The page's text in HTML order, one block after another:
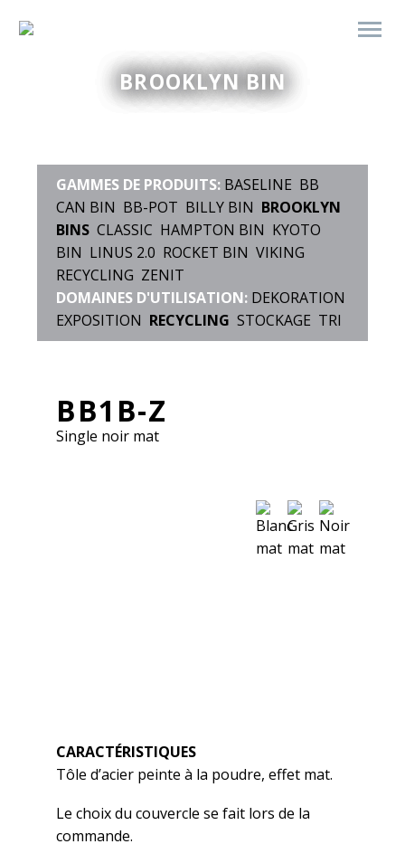
Svenska
BROOKLYN BIN
GAMMES DE PRODUITS: BASELINE BB
CAN BIN BB-POT BILLY BIN BROOKLYN
BINS CLASSIC HAMPTON BIN KYOTO
BIN LINUS 2.0 ROCKET BIN VIKING
RECYCLING ZENIT
DOMAINES D'UTILISATION: DEKORATION
EXPOSITION RECYCLING STOCKAGE TRI
BB1B-Z
Single noir mat
CARACTÉRISTIQUES
Tôle d’acier peinte à la poudre, effet mat.
Le choix du couvercle se fait lors de la
commande.